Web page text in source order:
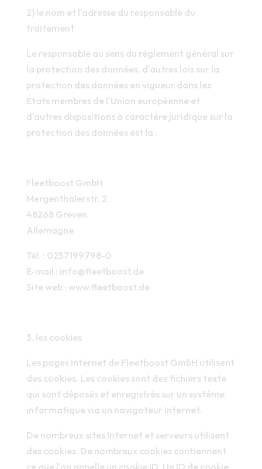
2) le nom et l'adresse du responsable du
traitement
Le responsable au sens du règlement général sur
la protection des données, d'autres lois sur la
protection des données en vigueur dans les
États membres de l'Union européenne et
d'autres dispositions à caractère juridique sur la
protection des données est la :
Fleetboost GmbH
Mergenthalerstr. 2
48268 Greven
Allemagne
Tél. : 0257199798-0
E-mail : info@fleetboost.de
Site web : www.fleetboost.de
3. les cookies
Les pages Internet de Fleetboost GmbH utilisent
des cookies. Les cookies sont des fichiers texte
qui sont déposés et enregistrés sur un système
informatique via un navigateur Internet.
De nombreux sites Internet et serveurs utilisent
des cookies. De nombreux cookies contiennent
ce que l'on appelle un cookie ID. Un ID de cookie